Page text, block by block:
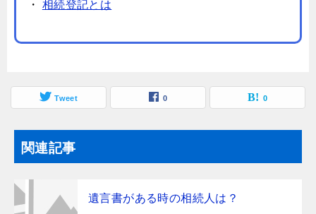
・ 相続登記とは
Tweet 0 0
関連記事
遺言書がある時の相続人は？